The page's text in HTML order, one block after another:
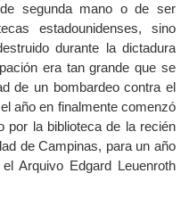
segunda mano o de ser
estadounidenses, sino
durante la dictadura
era tan grande que se
de un bombardeo contra el
año en finalmente comenzó
por la biblioteca de la recién
de Campinas, para un año
el Arquivo Edgard Leuenroth